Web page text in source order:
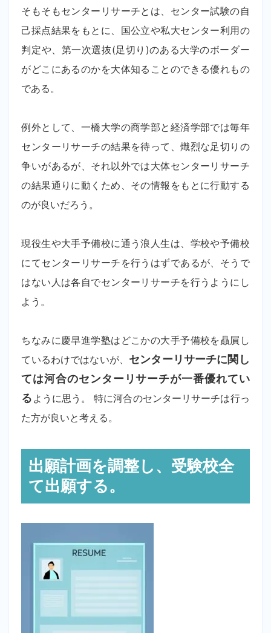
そもそもセンターリサーチとは、センター試験の自
己採点結果をもとに、国公立や私大センター利用の
判定や、第一次選抜(足切り)のある大学のボーダー
がどこにあるのかを大体知ることのできる優れもの
である。
例外として、一橋大学の商学部と経済学部では毎年
センターリサーチの結果を待って、熾烈な足切りの
争いがあるが、それ以外では大体センターリサーチ
の結果通りに動くため、その情報をもとに行動する
のが良いだろう。
現役生や大手予備校に通う浪人生は、学校や予備校
にてセンターリサーチを行うはずであるが、そうで
はない人は各自でセンターリサーチを行うようにし
よう。
ちなみに慶早進学塾はどこかの大手予備校を贔屓し
ているわけではないが、 センターリサーチに関し
ては河合のセンターリサーチが一番優れてい
る ように思う。 特に河合のセンターリサーチは行っ
た方が良いと考える。
出願計画を調整し、受験校全
て出願する。